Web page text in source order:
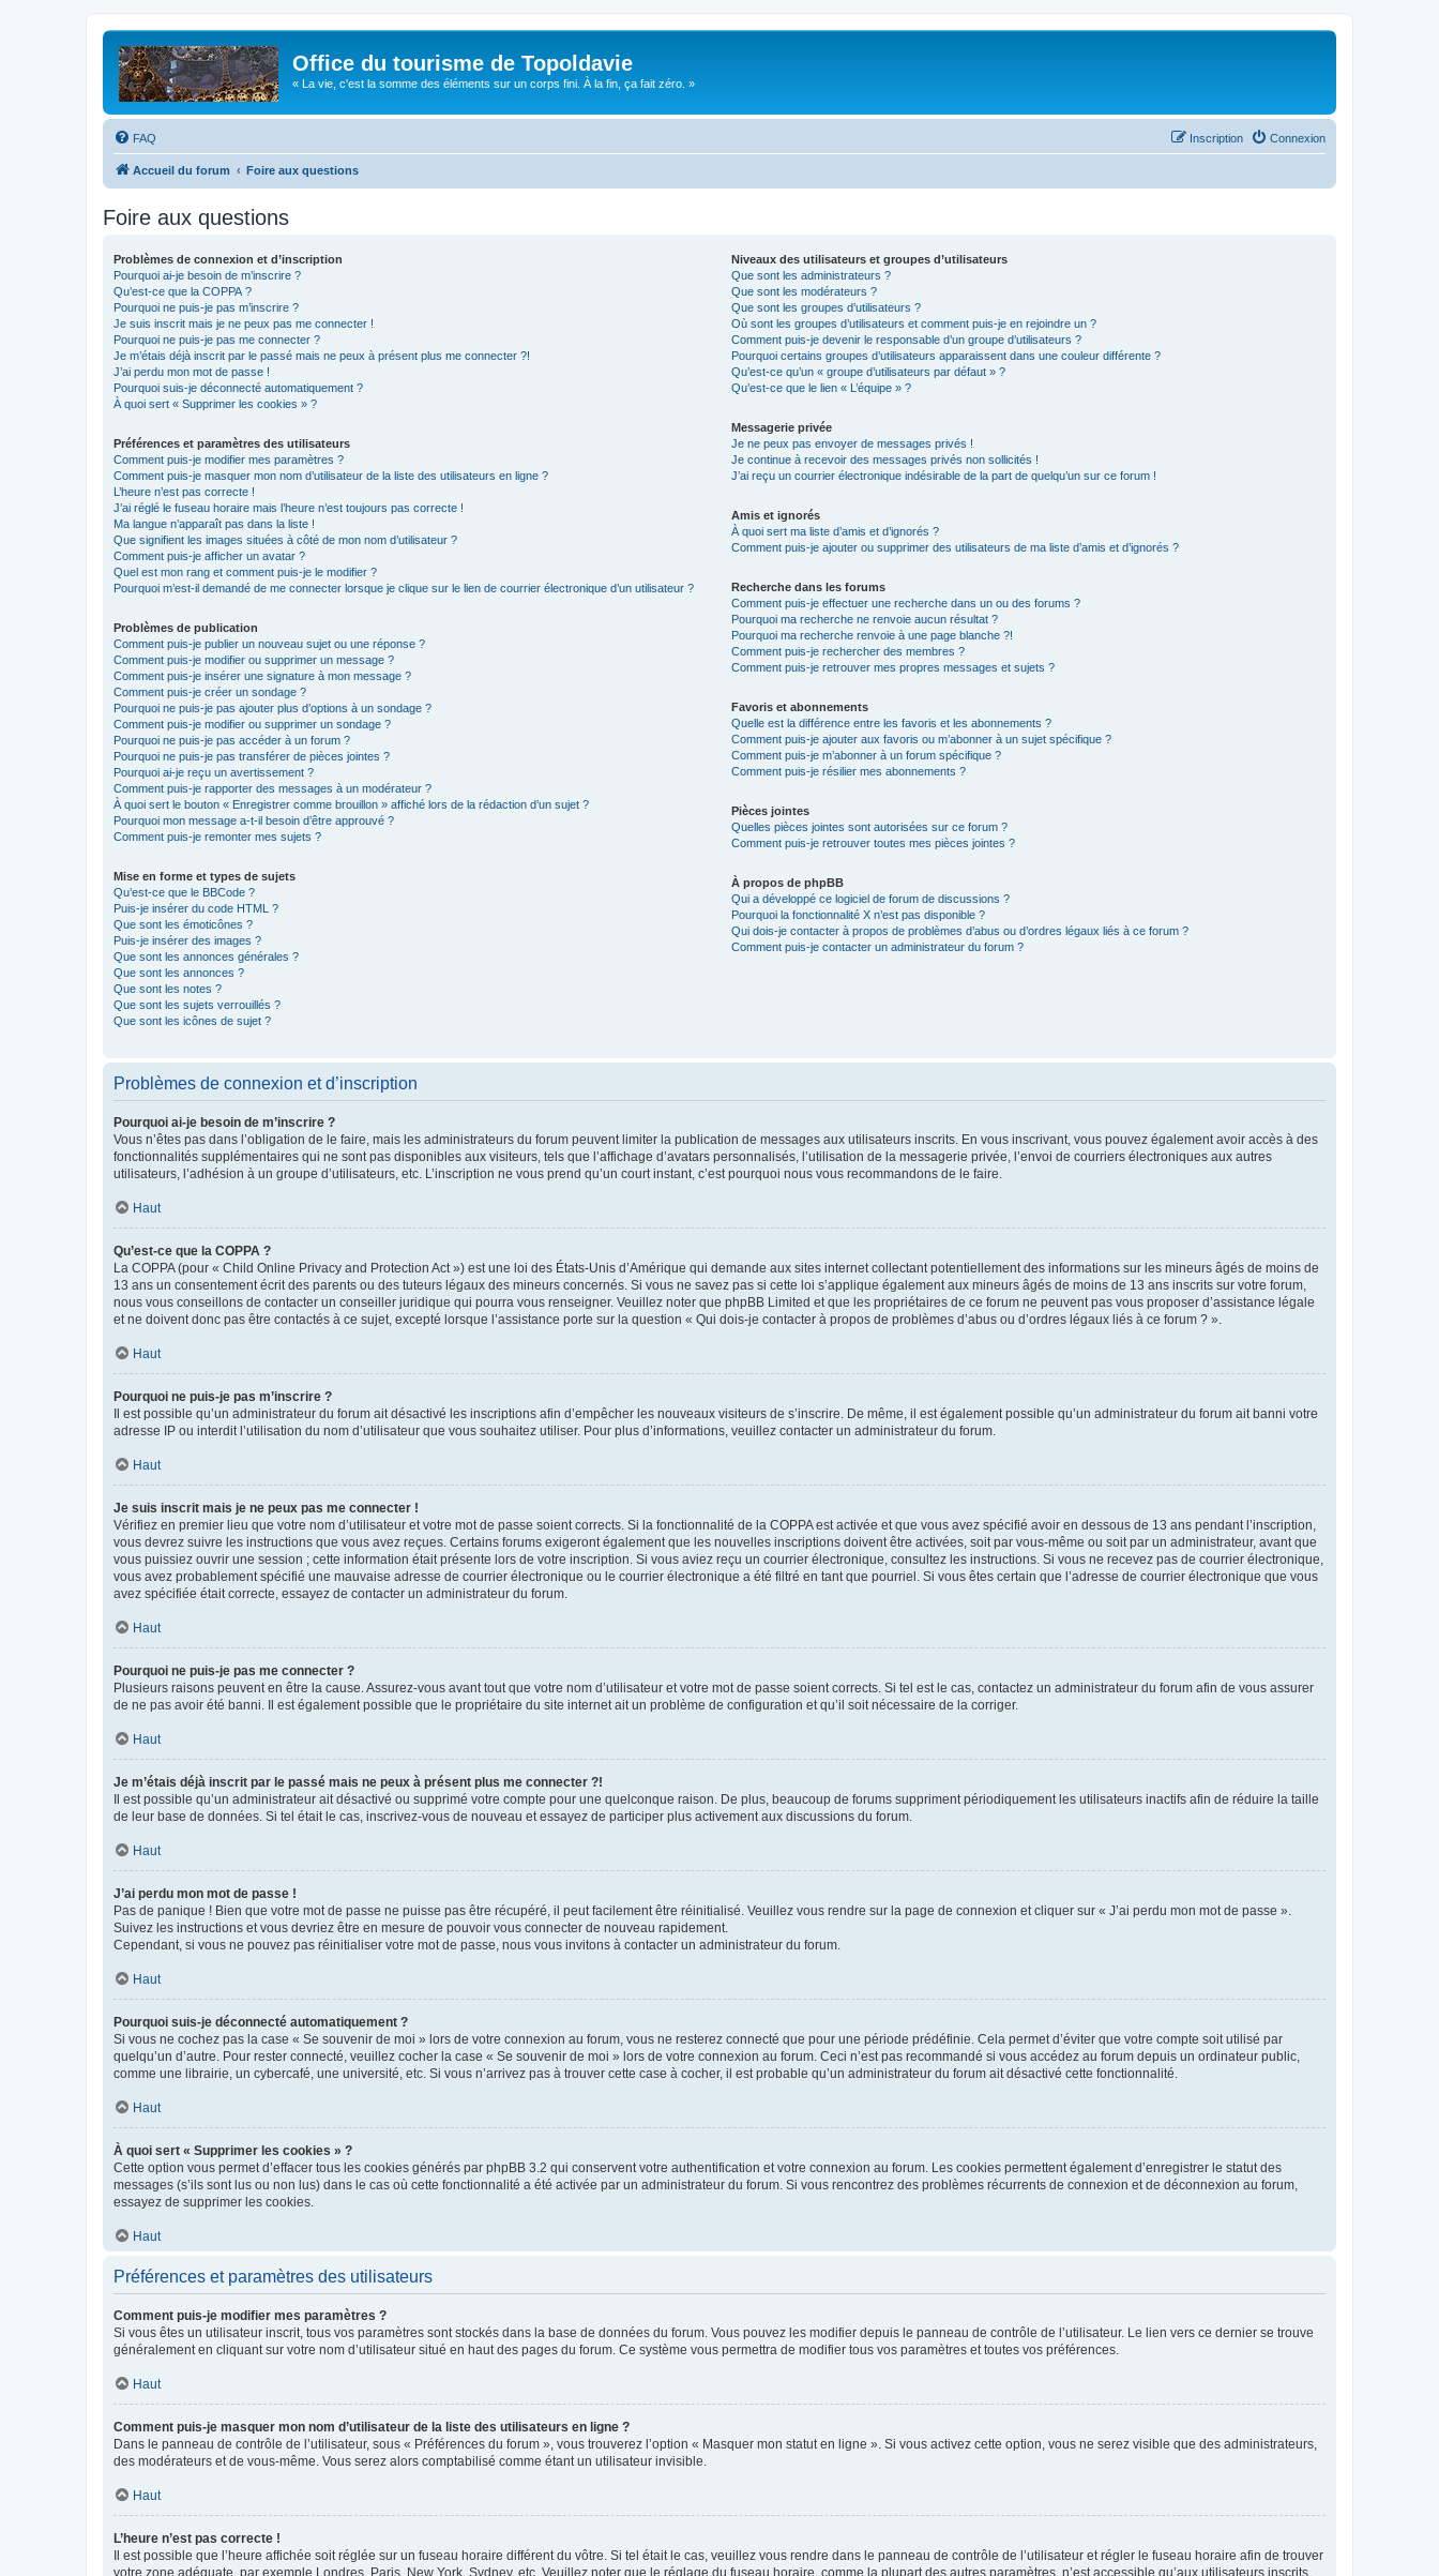
Office du tourisme de Topoldavie
« La vie, c'est la somme des éléments sur un corps fini. À la fin, ça fait zéro. »
FAQ Connexion
Inscription
Accueil du forum Foire aux questions
Foire aux questions
Problèmes de connexion et d’inscription
Pourquoi ai-je besoin de m’inscrire ?
Qu’est-ce que la COPPA ?
Pourquoi ne puis-je pas m’inscrire ?
Je suis inscrit mais je ne peux pas me connecter !
Pourquoi ne puis-je pas me connecter ?
Je m’étais déjà inscrit par le passé mais ne peux à présent plus me connecter ?!
J’ai perdu mon mot de passe !
Pourquoi suis-je déconnecté automatiquement ?
À quoi sert « Supprimer les cookies » ?
Préférences et paramètres des utilisateurs
Comment puis-je modifier mes paramètres ?
Comment puis-je masquer mon nom d’utilisateur de la liste des utilisateurs en ligne ?
L’heure n’est pas correcte !
J’ai réglé le fuseau horaire mais l’heure n’est toujours pas correcte !
Ma langue n’apparaît pas dans la liste !
Que signifient les images situées à côté de mon nom d’utilisateur ?
Comment puis-je afficher un avatar ?
Quel est mon rang et comment puis-je le modifier ?
Pourquoi m’est-il demandé de me connecter lorsque je clique sur le lien de courrier électronique d’un utilisateur ?
Problèmes de publication
Comment puis-je publier un nouveau sujet ou une réponse ?
Comment puis-je modifier ou supprimer un message ?
Comment puis-je insérer une signature à mon message ?
Comment puis-je créer un sondage ?
Pourquoi ne puis-je pas ajouter plus d’options à un sondage ?
Comment puis-je modifier ou supprimer un sondage ?
Pourquoi ne puis-je pas accéder à un forum ?
Pourquoi ne puis-je pas transférer de pièces jointes ?
Pourquoi ai-je reçu un avertissement ?
Comment puis-je rapporter des messages à un modérateur ?
À quoi sert le bouton « Enregistrer comme brouillon » affiché lors de la rédaction d’un sujet ?
Pourquoi mon message a-t-il besoin d’être approuvé ?
Comment puis-je remonter mes sujets ?
Mise en forme et types de sujets
Qu’est-ce que le BBCode ?
Puis-je insérer du code HTML ?
Que sont les émoticônes ?
Puis-je insérer des images ?
Que sont les annonces générales ?
Que sont les annonces ?
Que sont les notes ?
Que sont les sujets verrouillés ?
Que sont les icônes de sujet ?
Niveaux des utilisateurs et groupes d’utilisateurs
Que sont les administrateurs ?
Que sont les modérateurs ?
Que sont les groupes d’utilisateurs ?
Où sont les groupes d’utilisateurs et comment puis-je en rejoindre un ?
Comment puis-je devenir le responsable d’un groupe d’utilisateurs ?
Pourquoi certains groupes d’utilisateurs apparaissent dans une couleur différente ?
Qu’est-ce qu’un « groupe d’utilisateurs par défaut » ?
Qu’est-ce que le lien « L’équipe » ?
Messagerie privée
Je ne peux pas envoyer de messages privés !
Je continue à recevoir des messages privés non sollicités !
J’ai reçu un courrier électronique indésirable de la part de quelqu’un sur ce forum !
Amis et ignorés
À quoi sert ma liste d’amis et d’ignorés ?
Comment puis-je ajouter ou supprimer des utilisateurs de ma liste d’amis et d’ignorés ?
Recherche dans les forums
Comment puis-je effectuer une recherche dans un ou des forums ?
Pourquoi ma recherche ne renvoie aucun résultat ?
Pourquoi ma recherche renvoie à une page blanche ?!
Comment puis-je rechercher des membres ?
Comment puis-je retrouver mes propres messages et sujets ?
Favoris et abonnements
Quelle est la différence entre les favoris et les abonnements ?
Comment puis-je ajouter aux favoris ou m’abonner à un sujet spécifique ?
Comment puis-je m’abonner à un forum spécifique ?
Comment puis-je résilier mes abonnements ?
Pièces jointes
Quelles pièces jointes sont autorisées sur ce forum ?
Comment puis-je retrouver toutes mes pièces jointes ?
À propos de phpBB
Qui a développé ce logiciel de forum de discussions ?
Pourquoi la fonctionnalité X n’est pas disponible ?
Qui dois-je contacter à propos de problèmes d’abus ou d’ordres légaux liés à ce forum ?
Comment puis-je contacter un administrateur du forum ?
Problèmes de connexion et d’inscription
Pourquoi ai-je besoin de m’inscrire ?
Vous n’êtes pas dans l’obligation de le faire, mais les administrateurs du forum peuvent limiter la publication de messages aux utilisateurs inscrits. En vous inscrivant, vous pouvez également avoir accès à des
fonctionnalités supplémentaires qui ne sont pas disponibles aux visiteurs, tels que l’affichage d’avatars personnalisés, l’utilisation de la messagerie privée, l’envoi de courriers électroniques aux autres
utilisateurs, l’adhésion à un groupe d’utilisateurs, etc. L’inscription ne vous prend qu’un court instant, c’est pourquoi nous vous recommandons de le faire.
Haut
Qu’est-ce que la COPPA ?
La COPPA (pour « Child Online Privacy and Protection Act ») est une loi des États-Unis d’Amérique qui demande aux sites internet collectant potentiellement des informations sur les mineurs âgés de moins de
13 ans un consentement écrit des parents ou des tuteurs légaux des mineurs concernés. Si vous ne savez pas si cette loi s’applique également aux mineurs âgés de moins de 13 ans inscrits sur votre forum,
nous vous conseillons de contacter un conseiller juridique qui pourra vous renseigner. Veuillez noter que phpBB Limited et que les propriétaires de ce forum ne peuvent pas vous proposer d’assistance légale
et ne doivent donc pas être contactés à ce sujet, excepté lorsque l’assistance porte sur la question « Qui dois-je contacter à propos de problèmes d’abus ou d’ordres légaux liés à ce forum ? ».
Haut
Pourquoi ne puis-je pas m’inscrire ?
Il est possible qu’un administrateur du forum ait désactivé les inscriptions afin d’empêcher les nouveaux visiteurs de s’inscrire. De même, il est également possible qu’un administrateur du forum ait banni votre
adresse IP ou interdit l’utilisation du nom d’utilisateur que vous souhaitez utiliser. Pour plus d’informations, veuillez contacter un administrateur du forum.
Haut
Je suis inscrit mais je ne peux pas me connecter !
Vérifiez en premier lieu que votre nom d’utilisateur et votre mot de passe soient corrects. Si la fonctionnalité de la COPPA est activée et que vous avez spécifié avoir en dessous de 13 ans pendant l’inscription,
vous devrez suivre les instructions que vous avez reçues. Certains forums exigeront également que les nouvelles inscriptions doivent être activées, soit par vous-même ou soit par un administrateur, avant que
vous puissiez ouvrir une session ; cette information était présente lors de votre inscription. Si vous aviez reçu un courrier électronique, consultez les instructions. Si vous ne recevez pas de courrier électronique,
vous avez probablement spécifié une mauvaise adresse de courrier électronique ou le courrier électronique a été filtré en tant que pourriel. Si vous êtes certain que l’adresse de courrier électronique que vous
avez spécifiée était correcte, essayez de contacter un administrateur du forum.
Haut
Pourquoi ne puis-je pas me connecter ?
Plusieurs raisons peuvent en être la cause. Assurez-vous avant tout que votre nom d’utilisateur et votre mot de passe soient corrects. Si tel est le cas, contactez un administrateur du forum afin de vous assurer
de ne pas avoir été banni. Il est également possible que le propriétaire du site internet ait un problème de configuration et qu’il soit nécessaire de la corriger.
Haut
Je m’étais déjà inscrit par le passé mais ne peux à présent plus me connecter ?!
Il est possible qu’un administrateur ait désactivé ou supprimé votre compte pour une quelconque raison. De plus, beaucoup de forums suppriment périodiquement les utilisateurs inactifs afin de réduire la taille
de leur base de données. Si tel était le cas, inscrivez-vous de nouveau et essayez de participer plus activement aux discussions du forum.
Haut
J’ai perdu mon mot de passe !
Pas de panique ! Bien que votre mot de passe ne puisse pas être récupéré, il peut facilement être réinitialisé. Veuillez vous rendre sur la page de connexion et cliquer sur « J’ai perdu mon mot de passe ».
Suivez les instructions et vous devriez être en mesure de pouvoir vous connecter de nouveau rapidement.
Cependant, si vous ne pouvez pas réinitialiser votre mot de passe, nous vous invitons à contacter un administrateur du forum.
Haut
Pourquoi suis-je déconnecté automatiquement ?
Si vous ne cochez pas la case « Se souvenir de moi » lors de votre connexion au forum, vous ne resterez connecté que pour une période prédéfinie. Cela permet d’éviter que votre compte soit utilisé par
quelqu’un d’autre. Pour rester connecté, veuillez cocher la case « Se souvenir de moi » lors de votre connexion au forum. Ceci n’est pas recommandé si vous accédez au forum depuis un ordinateur public,
comme une librairie, un cybercafé, une université, etc. Si vous n’arrivez pas à trouver cette case à cocher, il est probable qu’un administrateur du forum ait désactivé cette fonctionnalité.
Haut
À quoi sert « Supprimer les cookies » ?
Cette option vous permet d’effacer tous les cookies générés par phpBB 3.2 qui conservent votre authentification et votre connexion au forum. Les cookies permettent également d’enregistrer le statut des
messages (s’ils sont lus ou non lus) dans le cas où cette fonctionnalité a été activée par un administrateur du forum. Si vous rencontrez des problèmes récurrents de connexion et de déconnexion au forum,
essayez de supprimer les cookies.
Haut
Préférences et paramètres des utilisateurs
Comment puis-je modifier mes paramètres ?
Si vous êtes un utilisateur inscrit, tous vos paramètres sont stockés dans la base de données du forum. Vous pouvez les modifier depuis le panneau de contrôle de l’utilisateur. Le lien vers ce dernier se trouve
généralement en cliquant sur votre nom d’utilisateur situé en haut des pages du forum. Ce système vous permettra de modifier tous vos paramètres et toutes vos préférences.
Haut
Comment puis-je masquer mon nom d’utilisateur de la liste des utilisateurs en ligne ?
Dans le panneau de contrôle de l’utilisateur, sous « Préférences du forum », vous trouverez l’option « Masquer mon statut en ligne ». Si vous activez cette option, vous ne serez visible que des administrateurs,
des modérateurs et de vous-même. Vous serez alors comptabilisé comme étant un utilisateur invisible.
Haut
L’heure n’est pas correcte !
Il est possible que l’heure affichée soit réglée sur un fuseau horaire différent du vôtre. Si tel était le cas, veuillez vous rendre dans le panneau de contrôle de l’utilisateur et régler le fuseau horaire afin de trouver
votre zone adéquate, par exemple Londres, Paris, New York, Sydney, etc. Veuillez noter que le réglage du fuseau horaire, comme la plupart des autres paramètres, n’est accessible qu’aux utilisateurs inscrits.